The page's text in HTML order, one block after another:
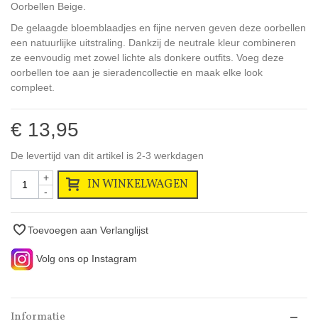
Oorbellen Beige.
De gelaagde bloemblaadjes en fijne nerven geven deze oorbellen
een natuurlijke uitstraling. Dankzij de neutrale kleur combineren
ze eenvoudig met zowel lichte als donkere outfits. Voeg deze
oorbellen toe aan je sieradencollectie en maak elke look
compleet.
€ 13,95
De levertijd van dit artikel is 2-3 werkdagen
-
+ IN WINKELWAGEN
Toevoegen aan Verlanglijst
Volg ons op Instagram
Informatie